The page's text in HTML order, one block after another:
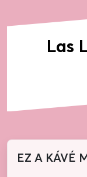
Las
EZ A KÁVÉ